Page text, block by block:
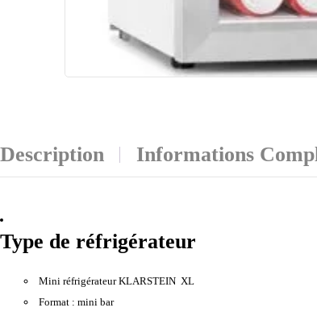
Description Informations
Type de réfrigérateur
Mini réfrigérateur KLARSTEIN XL
Format : mini bar